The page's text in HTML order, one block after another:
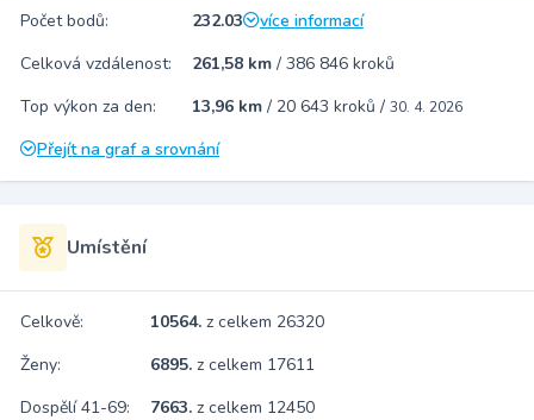
Počet bodů: 232.03
více informací
Celková vzdálenost:
261,58 km / 386 846 kroků
Top výkon za den:
13,96 km / 20 643 kroků / 30. 4. 2026
Přejít na graf a srovnání
Umístění
Celkově: 10564. z celkem 26320
Ženy:
6895. z celkem 17611
Dospělí 41-69:
7663. z celkem 12450